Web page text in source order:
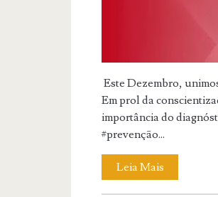
Este Dezembro,
Em prol da
importância do
#prevenção...
Leia Mais